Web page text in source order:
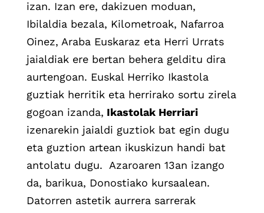
izan. Izan ere, dakizuen moduan,
Ibilaldia bezala, Kilometroak, Nafarroa
Oinez, Araba Euskaraz eta Herri Urrats
jaialdiak ere bertan behera gelditu dira
aurtengoan. Euskal Herriko Ikastola
guztiak herritik eta herrirako sortu zirela
gogoan izanda, Ikastolak Herriari
izenarekin jaialdi guztiok bat egin dugu
eta guztion artean ikuskizun handi bat
antolatu dugu. Azaroaren 13an izango
da, barikua, Donostiako kursaalean.
Datorren astetik aurrera sarrerak